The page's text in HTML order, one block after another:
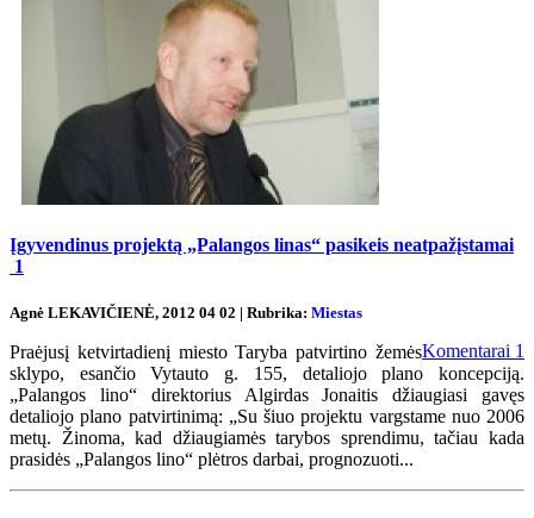
Įgyvendinus projektą „Palangos linas“ pasikeis neatpažįstamai
1
Agnė LEKAVIČIENĖ, 2012 04 02 | Rubrika: Miestas
Komentarai 1
Praėjusį ketvirtadienį miesto Taryba patvirtino žemės
sklypo, esančio Vytauto g. 155, detaliojo plano koncepciją.
„Palangos lino“ direktorius Algirdas Jonaitis džiaugiasi gavęs
detaliojo plano patvirtinimą: „Su šiuo projektu vargstame nuo 2006
metų. Žinoma, kad džiaugiamės tarybos sprendimu, tačiau kada
prasidės „Palangos lino“ plėtros darbai, prognozuoti...